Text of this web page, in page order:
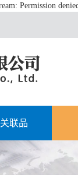
Permission
联品